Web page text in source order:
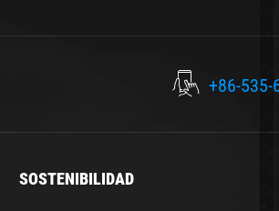
+86-535-
SOSTENIBILIDAD